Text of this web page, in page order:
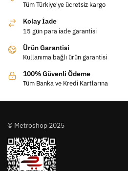
Tüm Türkiye'ye ücretsiz kargo
Kolay İade
15 gün para iade garantisi
Ürün Garantisi
Kullanıma bağlı ürün garantisi
100% Güvenli Ödeme
Tüm Banka ve Kredi Kartlarına
© Metroshop 2025